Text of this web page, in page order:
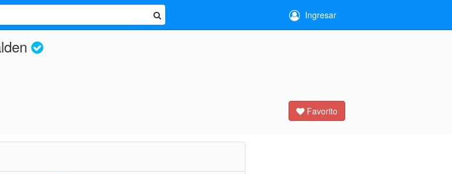
Ingresar
Favorito